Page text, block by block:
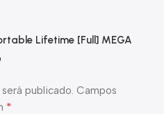
Lifetime [Full] MEGA
publicado. Campos
*